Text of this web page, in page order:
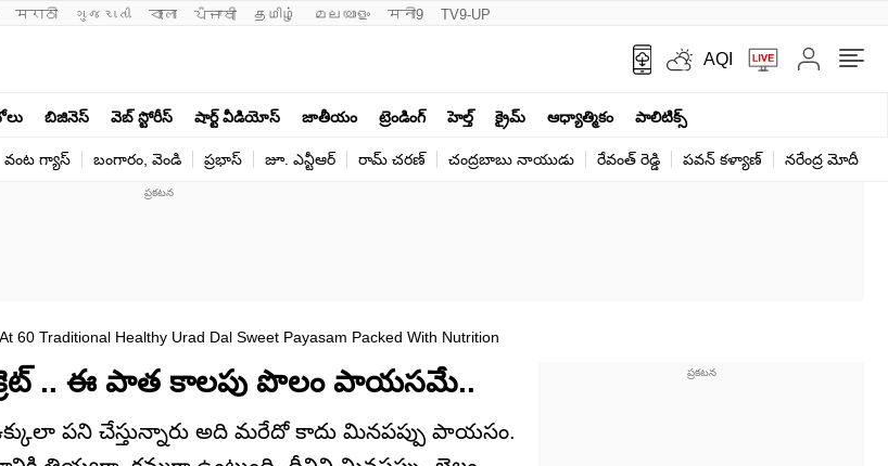
मराठी ગુજરાતી বাংলা ਪੰਜਾਬੀ தமிழ் മലയാളം मनी9 TV9-UP
AQI
బిజినెస్ వెబ్ స్టోరీస్ షార్ట్ వీడియోస్ జాతీయం ట్రెండింగ్ హెల్త్‌ క్రైమ్ ఆధ్యాత్మికం పాలిటిక్స్‌
వంట గ్యాస్ బంగారం, వెండి ప్రభాస్ జూ. ఎన్టీఆర్ రామ్ చ‌ర‌ణ్‌ చంద్రబాబు నాయుడు రేవంత్ రెడ్డి పవన్ కళ్యాణ్ నరేంద్ర మోదీ
The Secret Behind Strong Grandparents Even At 60 Traditional Healthy Urad Dal Sweet Payasam Packed With Nutrition
.. ఈ పాత కాలపు పొలం పాయసమే..
పని చేస్తున్నారు అది మరేదో కాదు మినపప్పు పాయసం.